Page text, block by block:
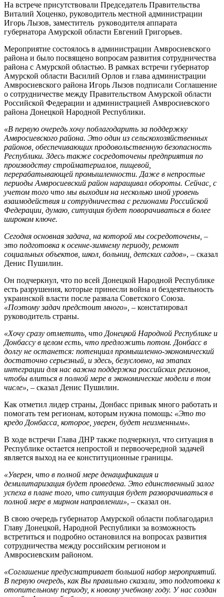
На встрече присутствовали Председатель Правительства
Виталий Хоценко, руководитель местной администрации
Игорь Лызов, заместитель руководителя аппарата
губернатора Амурской области Евгений Григорьев.
Мероприятие состоялось в администрации Амвросиевского
района и было посвящено вопросам развития сотрудничества
района с Амурской областью. В рамках встречи губернатор
Амурской области Василий Орлов и глава администрации
Амвросиевского района Игорь Лызов подписали Соглашение
о сотрудничестве между Правительством Амурской области
Российской Федерации и администрацией Амвросиевского
района Донецкой Народной Республики.
«В первую очередь хочу поблагодарить за поддержку
Амвросиевского района. Это один из сельскохозяйственных
районов, обеспечивающих продовольственную безопасность
Республики. Здесь также сосредоточены предприятия по
производству стройматериалов, пищевой,
перерабатывающей промышленности. Даже в непростые
периоды Амвросиевский район наращивал обороты. Сейчас, с
учетом того что мы выходим на несколько иной уровень
взаимодействия и сотрудничества с регионами Российской
Федерации, думаю, ситуация будет поворачиваться в более
широком ключе.
Сегодня основная задача, на которой мы сосредоточены, –
это подготовка к осенне-зимнему периоду, ремонт
социальных объектов, школ, больниц, детских садов», – сказал
Денис Пушилин.
Он подчеркнул, что по всей Донецкой Народной Республике
есть разрушения, которые принесли война и бездеятельность
украинской власти после развала Советского Союза.
«Поэтому задач предстоит много», – констатировал
руководитель страны.
«Хочу сразу отметить, что Донецкой Народной Республике и
Донбассу в целом есть, что предложить потом. Донбасс в
долгу не останется: потенциал промышленно-экономический
достаточно серьезный, и здесь, безусловно, на этапах
интеграции для нас важна поддержка российских регионов,
чтобы влиться в полной мере в экономические модели в том
числе», – сказал Денис Пушилин.
Как отметил лидер страны, Донбасс привык много работать и
помогать тем регионам, которым нужна помощь: «Это то
кредо Донбасса, которое, уверен, будет неизменным».
В ходе встречи Глава ДНР также подчеркнул, что ситуация в
Республике остается непростой и первоочередной задачей
является выход на ее конституционные границы.
«Уверен, что в полной мере денацификация и
демилитаризация будет проведена. Это единственный залог
успеха в плане того, что ситуация будет разворачиваться в
полной мере в мирном направлении», – сказал он.
В свою очередь губернатор Амурской области поблагодарил
Главу Донецкой, Народной Республики за возможность
встретиться и подробно остановился на вопросах развития
сотрудничества между российским регионом и
Амвросиевским районом.
«Соглашение предусматривает большой набор мероприятий.
В первую очередь, как Вы правильно сказали, это подготовка к
отопительному периоду, к новому учебному году. У нас создан